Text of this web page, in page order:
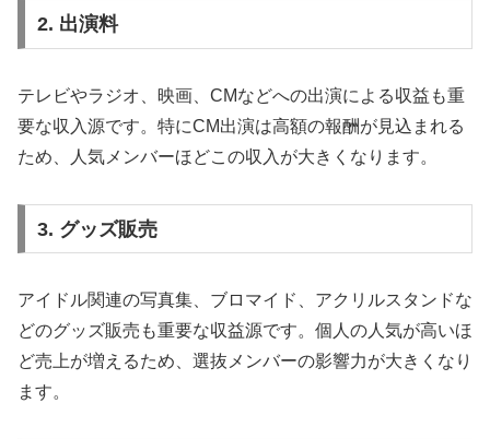
2. 出演料
テレビやラジオ、映画、CMなどへの出演による収益も重
要な収入源です。特にCM出演は高額の報酬が見込まれる
ため、人気メンバーほどこの収入が大きくなります。
3. グッズ販売
アイドル関連の写真集、ブロマイド、アクリルスタンドな
どのグッズ販売も重要な収益源です。個人の人気が高いほ
ど売上が増えるため、選抜メンバーの影響力が大きくなり
ます。